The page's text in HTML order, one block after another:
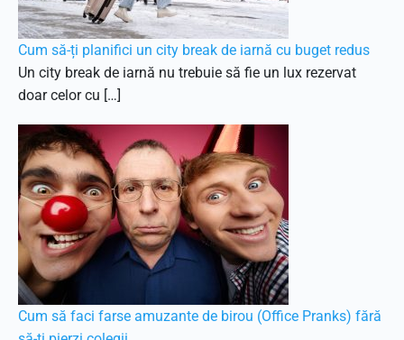
Cum să-ți planifici un city break de iarnă cu buget redus
Un city break de iarnă nu trebuie să fie un lux rezervat
doar celor cu […]
Cum să faci farse amuzante de birou (Office Pranks) fără